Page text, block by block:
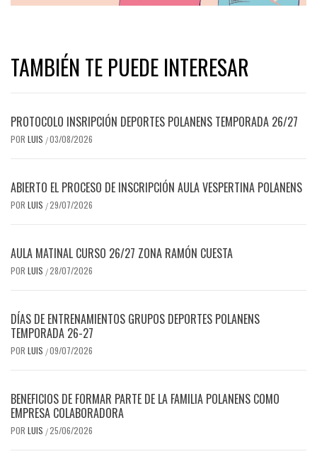
TAMBIÉN TE PUEDE INTERESAR
PROTOCOLO INSRIPCIÓN DEPORTES POLANENS TEMPORADA 26/27
POR LUIS /03/08/2026
ABIERTO EL PROCESO DE INSCRIPCIÓN AULA VESPERTINA POLANENS
POR LUIS /29/07/2026
AULA MATINAL CURSO 26/27 ZONA RAMÓN CUESTA
POR LUIS /28/07/2026
DÍAS DE ENTRENAMIENTOS GRUPOS DEPORTES POLANENS
TEMPORADA 26-27
POR LUIS /09/07/2026
BENEFICIOS DE FORMAR PARTE DE LA FAMILIA POLANENS COMO
EMPRESA COLABORADORA
POR LUIS /25/06/2026